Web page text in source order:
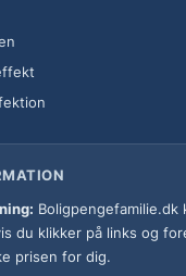
Boligpengefamilie.dk
du klikker på links og
prisen for dig.